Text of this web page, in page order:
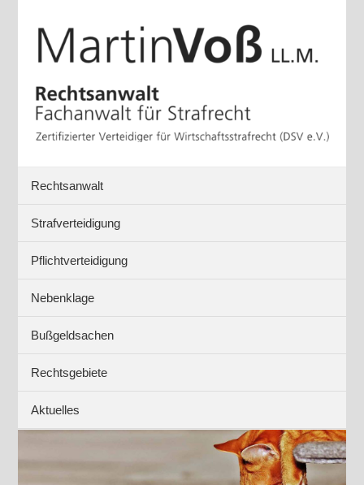
Rechtsanwalt
Strafverteidigung
Pflichtverteidigung
Nebenklage
Bußgeldsachen
Rechtsgebiete
Aktuelles